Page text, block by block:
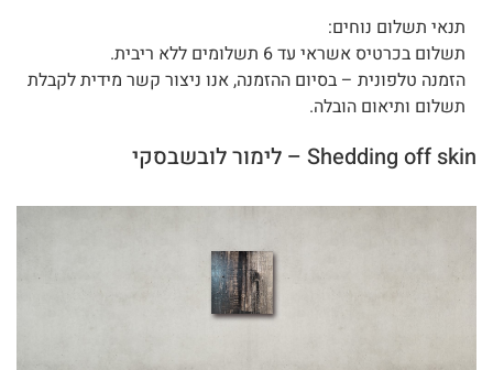
תנאי תשלום נוחים:
תשלום בכרטיס אשראי עד 6 תשלומים ללא ריבית.
הזמנה טלפונית – בסיום ההזמנה, אנו ניצור קשר מידית לקבלת
תשלום ותיאום הובלה.
Shedding off skin – לימור לובשבסקי